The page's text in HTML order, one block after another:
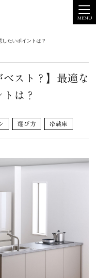
MENU
したいポイントは？
ベスト？】最適な
は？
選び方 冷蔵庫